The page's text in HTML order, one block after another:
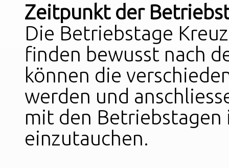
Zeitpunkt der
Die Betriebstage
finden bewusst nach
können die
werden und
mit den
einzutauchen.